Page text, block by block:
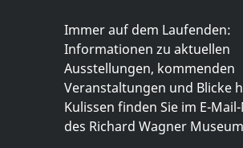
Immer auf dem Laufenden:
Informationen zu aktuellen
Ausstellungen, kommenden
Veranstaltungen und Blicke
Kulissen finden Sie im E-
des Richard Wagner